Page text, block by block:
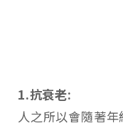
1.抗衰老:
人之所以會隨著